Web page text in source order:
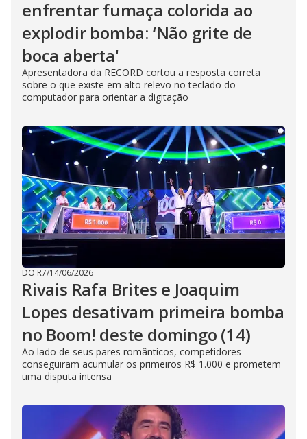
enfrentar fumaça colorida ao
explodir bomba: ‘Não grite de
boca aberta'
Apresentadora da RECORD cortou a resposta correta
sobre o que existe em alto relevo no teclado do
computador para orientar a digitação
DO R7/14/06/2026
Rivais Rafa Brites e Joaquim
Lopes desativam primeira bomba
no Boom! deste domingo (14)
Ao lado de seus pares românticos, competidores
conseguiram acumular os primeiros R$ 1.000 e prometem
uma disputa intensa